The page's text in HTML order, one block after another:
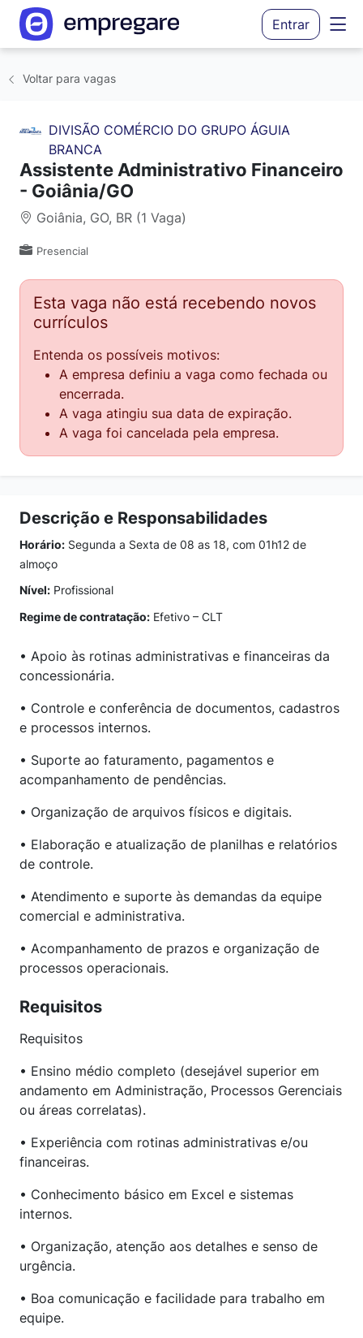
Entrar
Voltar para vagas
DIVISÃO COMÉRCIO DO GRUPO ÁGUIA
BRANCA
Assistente Administrativo Financeiro
- Goiânia/GO
Goiânia, GO, BR (1 Vaga)
Presencial
Esta vaga não está recebendo novos
currículos
Entenda os possíveis motivos:
A empresa definiu a vaga como fechada ou
encerrada.
A vaga atingiu sua data de expiração.
A vaga foi cancelada pela empresa.
Descrição e Responsabilidades
Horário: Segunda a Sexta de 08 as 18, com 01h12 de
almoço
Nível: Profissional
Regime de contratação: Efetivo – CLT
• Apoio às rotinas administrativas e financeiras da
concessionária.
• Controle e conferência de documentos, cadastros
e processos internos.
• Suporte ao faturamento, pagamentos e
acompanhamento de pendências.
• Organização de arquivos físicos e digitais.
• Elaboração e atualização de planilhas e relatórios
de controle.
• Atendimento e suporte às demandas da equipe
comercial e administrativa.
• Acompanhamento de prazos e organização de
processos operacionais.
Requisitos
Requisitos
• Ensino médio completo (desejável superior em
andamento em Administração, Processos Gerenciais
ou áreas correlatas).
• Experiência com rotinas administrativas e/ou
financeiras.
• Conhecimento básico em Excel e sistemas
internos.
• Organização, atenção aos detalhes e senso de
urgência.
• Boa comunicação e facilidade para trabalho em
equipe.